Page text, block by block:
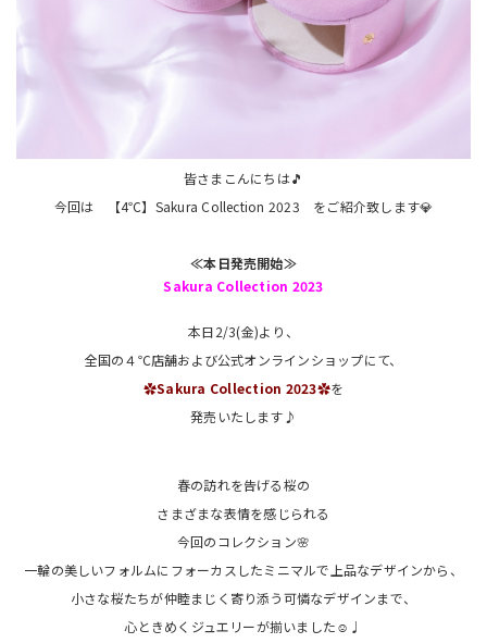
皆さまこんにちは🎵
今回は 【4℃】Sakura Collection 2023 をご紹介致します💎
≪本日発売開始≫
Sakura Collection 2023
本日2/3(金)より、
全国の４℃店舗および公式オンラインショップにて、
✿Sakura Collection 2023✿を
発売いたします♪
春の訪れを告げる桜の
さまざまな表情を感じられる
今回のコレクション🌸
一輪の美しいフォルムにフォーカスしたミニマルで上品なデザインから、
小さな桜たちが仲睦まじく寄り添う可憐なデザインまで、
心ときめくジュエリーが揃いました☺♩